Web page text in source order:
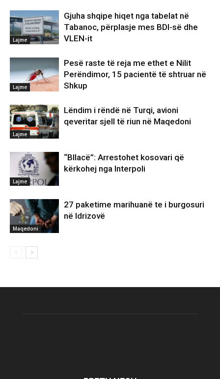
Lajme
Gjuha shqipe hiqet nga tabelat në
Tabanoc, përplasje mes BDI-së dhe
VLEN-it
Lajme
Pesë raste të reja me ethet e Nilit
Perëndimor, 15 pacientë të shtruar në
Shkup
Lajme
Lëndim i rëndë në Turqi, avioni
qeveritar sjell të riun në Maqedoni
Lajme
“Bllacë”: Arrestohet kosovari që
kërkohej nga Interpoli
Maqedoni
27 paketime marihuanë te i burgosuri
në Idrizovë